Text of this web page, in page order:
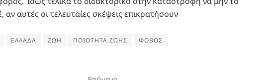
αν αυτές οι τελευταίες σκέψεις επικρατήσουν
ΕΛΛΑΔΑ ΖΩΗ ΠΟΙΟΤΗΤΑ ΖΩΗΣ ΦΟΒΟΣ